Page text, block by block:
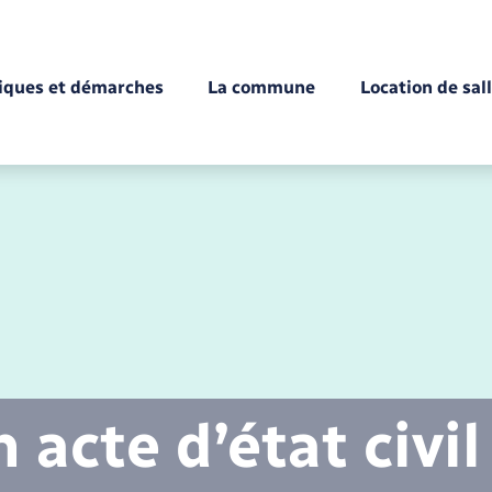
et démarches
Mariage – PACS
La commune Location de
acte d’état civil